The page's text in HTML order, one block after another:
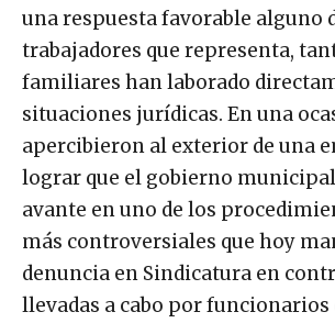
una respuesta favorable alguno
trabajadores que representa,
familiares han laborado
situaciones jurídicas. En una
apercibieron al exterior de una
lograr que el gobierno
avante en uno de los
más controversiales que hoy
denuncia en Sindicatura en
llevadas a cabo por funcionarios